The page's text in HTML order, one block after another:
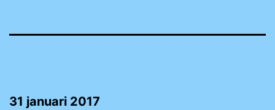
31 januari 2017